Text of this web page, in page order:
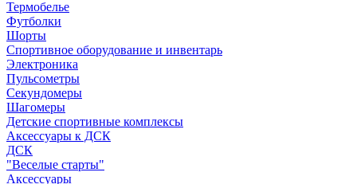
Термобелье
Футболки
Шорты
Спортивное оборудование и инвентарь
Электроника
Пульсометры
Секундомеры
Шагомеры
Детские спортивные комплексы
Аксессуары к ДСК
ДСК
"Веселые старты"
Аксессуары